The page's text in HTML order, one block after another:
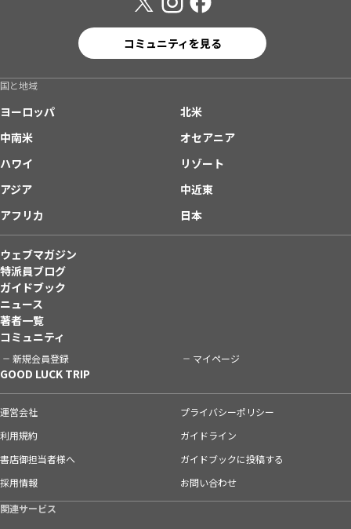
コミュニティを見る
国と地域
ヨーロッパ
北米
中南米
オセアニア
ハワイ
リゾート
アジア
中近東
アフリカ
日本
ウェブマガジン
特派員ブログ
ガイドブック
ニュース
著者一覧
コミュニティ
新規会員登録 マイページ
GOOD LUCK TRIP
運営会社
プライバシーポリシー
利用規約
ガイドライン
書店御担当者様へ
ガイドブックに投稿する
採用情報
お問い合わせ
関連サービス